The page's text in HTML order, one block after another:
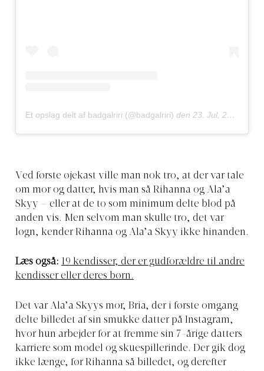
Et opslag delt af badgalriri (@badgalriri) den 23. Jul, 2019 kl. 12.31 PDT
Ved første øjekast ville man nok tro, at der var tale
om mor og datter, hvis man så Rihanna og Ala’a
Skyy – eller at de to som minimum delte blod på
anden vis. Men selvom man skulle tro, det var
løgn, kender Rihanna og Ala’a Skyy ikke hinanden.
Læs også: 19 kendisser, der er gudforældre til andre
kendisser eller deres børn.
Det var Ala’a Skyys mor, Bria, der i første omgang
delte billedet af sin smukke datter på Instagram,
hvor hun arbejder for at fremme sin 7-årige datters
karriere som model og skuespillerinde. Der gik dog
ikke længe, før Rihanna så billedet, og derefter